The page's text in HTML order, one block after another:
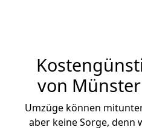
von
Umzüge können
aber keine Sorge, denn